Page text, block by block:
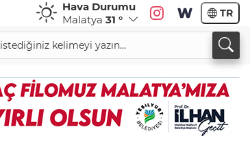
Hava Durumu
Malatya 31 ° TR